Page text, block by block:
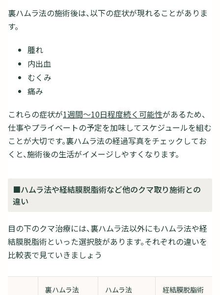
裏ハムラ法の施術後は、以下の症状が現れることがありま
す。
腫れ
内出血
むくみ
痛み
これらの症状が1週間～10日程度続く可能性があるため、
仕事やプライベートの予定を加味してスケジュールを組む
ことが大切です。裏ハムラ法の経過写真をチェックしてお
くと、施術後の生活がイメージしやすくなります。
■ハムラ法や経結膜脱脂術など他のクマ取り施術との
違い
目の下のクマ治療には、裏ハムラ法以外にもハムラ法や経
結膜脱脂術といった選択肢があります。それぞれの違いを
比較表で見ていきましょう
裏ハムラ法 ハムラ法 経結膜脱脂術